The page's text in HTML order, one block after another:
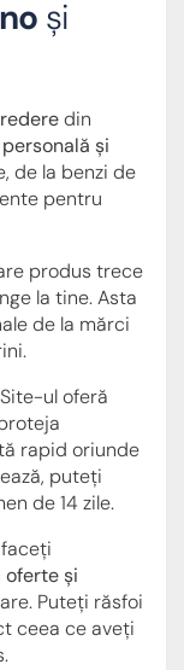
și
din
și
de la benzi de
pentru
produs trece
la tine. Asta
de la mărci
ul oferă
rapid oriunde
puteți
de 14 zile.
oferte și
Puteți răsfoi
ceea ce aveți